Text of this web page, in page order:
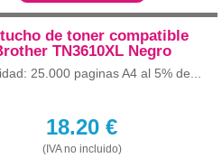
de toner compatible
TN3610XL Negro
25.000 paginas A4 al 5% de...
18.20 €
(IVA no incluido)